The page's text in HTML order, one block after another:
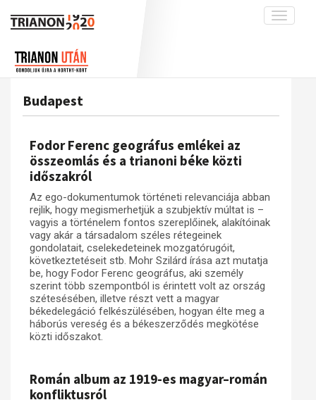
Toggle
A békerendszer megszilárdulása
Galéria
Emlékművek (feltöltés alatt)
Menekültek
Visszhang
Publikációk
Kapcsolat
Trianon-kommentár
Dokumentumok
A trianoni szerződés
Budapest
Fodor Ferenc geográfus emlékei az
összeomlás és a trianoni béke közti
időszakról
Az ego-dokumentumok történeti relevanciája abban
rejlik, hogy megismerhetjük a szubjektív múltat is –
vagyis a történelem fontos szereplőinek, alakítóinak
vagy akár a társadalom széles rétegeinek
gondolatait, cselekedeteinek mozgatórugóit,
következtetéseit stb. Mohr Szilárd írása azt mutatja
be, hogy Fodor Ferenc geográfus, aki személy
szerint több szempontból is érintett volt az ország
szétesésében, illetve részt vett a magyar
békedelegáció felkészülésében, hogyan élte meg a
háborús vereség és a békeszerződés megkötése
közti időszakot.
Román album az 1919-es magyar–román
konfliktusról